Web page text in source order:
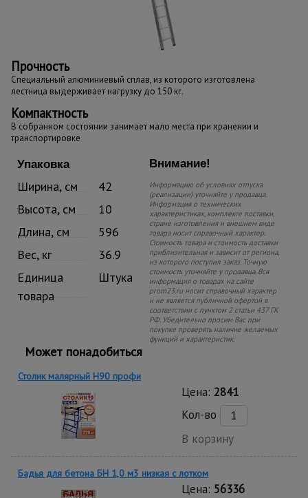
Прочность
Специальный алюминиевый сплав, из которого изготовлена
лестница выдерживает нагрузку до 150 кг.
Компактность
В собранном состоянии занимает мало места при хранении и
транспортировке
Упаковка
Ширина, см
42
Высота, см
10
Длина, см
596
Вес, кг
36.9
Единица
товара
Штука
Внимание!
Информацию об условиях отпуска
(реализации) уточняйте у продавца.
Информация о технических
характеристиках, комплекте поставки,
стране изготовления и внешнем виде
товара носит справочный характер.
Стоимость товара и стоимость доставки
приблизительная и зависит от региона,
из которого поступил заказ. Точную
стоимость уточняйте у продавца. Вся
информация о товарах на сайте
prom23.ru носит справочный характер
и не является публичной офертой в
соответствии с пунктом 2 статьи 437 ГК
РФ. Убедительно просим Вас при
покупке проверять наличие желаемых
функций и характеристик.
Может понадобиться
Столик малярный H90 профи
Цена: 2841
Кол-во
В корзину
Бадья для бетона БН 1,0 м3 низкая c лотком
Цена: 56336